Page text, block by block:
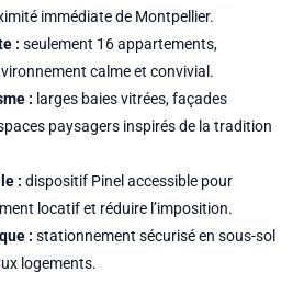
immédiate de Montpellier.
: seulement 16 appartements,
calme et convivial.
: larges baies vitrées, façades
paysagers inspirés de la tradition
: dispositif Pinel accessible pour
locatif et réduire l’imposition.
: stationnement sécurisé en sous-sol
logements.